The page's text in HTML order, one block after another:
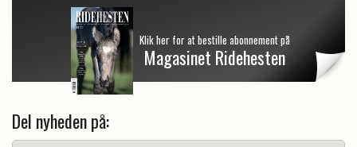
Klik her for at bestille abonnement på
Magasinet Ridehesten
Del nyheden på: